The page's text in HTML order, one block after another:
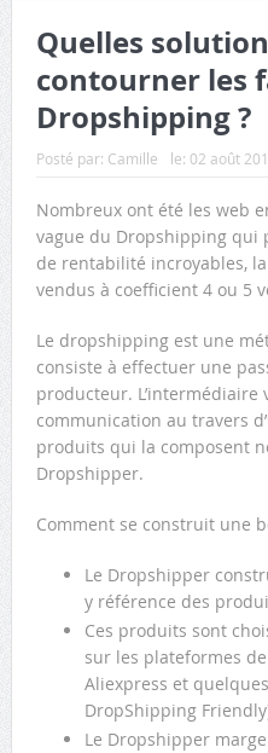
Quelles
contourner les
Dropshipping ?
Posté par: Camille le: 02 août
Nombreux ont été les web
vague du Dropshipping qui
de rentabilité incroyables,
vendus à coefficient 4 ou 5
Le dropshipping est une
consiste à effectuer une
producteur. L’intermédiaire
communication au travers
produits qui la composent
Dropshipper.
Comment se construit une
Le Dropshipper
y référence des
Ces produits sont
sur les plateformes
Aliexpress et
DropShipping
Le Dropshipper